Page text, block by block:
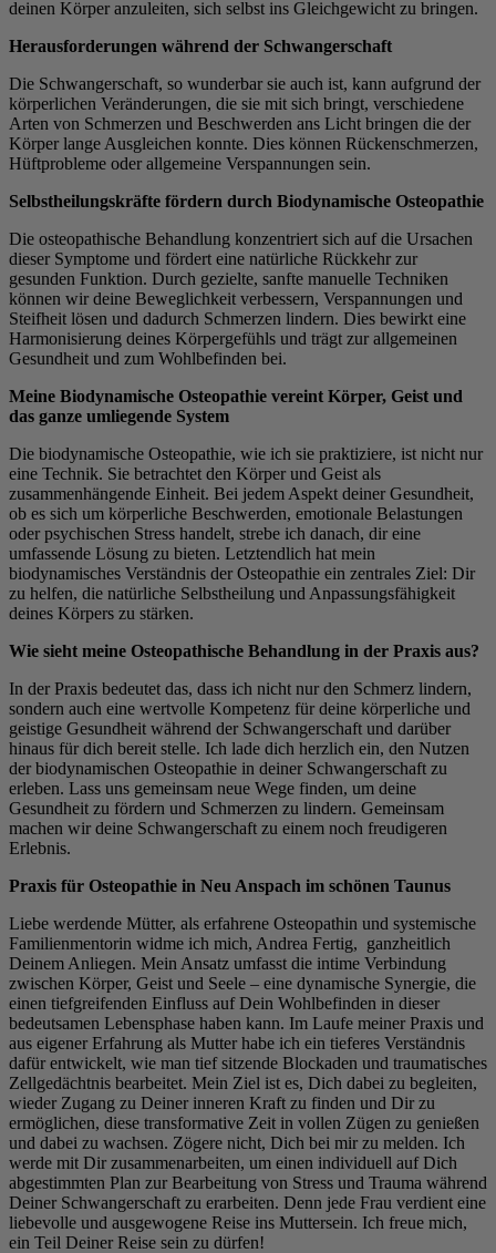
deinen Körper anzuleiten, sich selbst ins Gleichgewicht zu bringen.
Herausforderungen während der Schwangerschaft
Die Schwangerschaft, so wunderbar sie auch ist, kann aufgrund der
körperlichen Veränderungen, die sie mit sich bringt, verschiedene
Arten von Schmerzen und Beschwerden ans Licht bringen die der
Körper lange Ausgleichen konnte. Dies können Rückenschmerzen,
Hüftprobleme oder allgemeine Verspannungen sein.
Selbstheilungskräfte fördern durch Biodynamische Osteopathie
Die osteopathische Behandlung konzentriert sich auf die Ursachen
dieser Symptome und fördert eine natürliche Rückkehr zur
gesunden Funktion. Durch gezielte, sanfte manuelle Techniken
können wir deine Beweglichkeit verbessern, Verspannungen und
Steifheit lösen und dadurch Schmerzen lindern. Dies bewirkt eine
Harmonisierung deines Körpergefühls und trägt zur allgemeinen
Gesundheit und zum Wohlbefinden bei.
Meine Biodynamische Osteopathie vereint Körper, Geist und
das ganze umliegende System
Die biodynamische Osteopathie, wie ich sie praktiziere, ist nicht nur
eine Technik. Sie betrachtet den Körper und Geist als
zusammenhängende Einheit. Bei jedem Aspekt deiner Gesundheit,
ob es sich um körperliche Beschwerden, emotionale Belastungen
oder psychischen Stress handelt, strebe ich danach, dir eine
umfassende Lösung zu bieten. Letztendlich hat mein
biodynamisches Verständnis der Osteopathie ein zentrales Ziel: Dir
zu helfen, die natürliche Selbstheilung und Anpassungsfähigkeit
deines Körpers zu stärken.
Wie sieht meine Osteopathische Behandlung in der Praxis aus?
In der Praxis bedeutet das, dass ich nicht nur den Schmerz lindern,
sondern auch eine wertvolle Kompetenz für deine körperliche und
geistige Gesundheit während der Schwangerschaft und darüber
hinaus für dich bereit stelle. Ich lade dich herzlich ein, den Nutzen
der biodynamischen Osteopathie in deiner Schwangerschaft zu
erleben. Lass uns gemeinsam neue Wege finden, um deine
Gesundheit zu fördern und Schmerzen zu lindern. Gemeinsam
machen wir deine Schwangerschaft zu einem noch freudigeren
Erlebnis.
Praxis für Osteopathie in Neu Anspach im schönen Taunus
Liebe werdende Mütter, als erfahrene Osteopathin und systemische
Familienmentorin widme ich mich, Andrea Fertig, ganzheitlich
Deinem Anliegen. Mein Ansatz umfasst die intime Verbindung
zwischen Körper, Geist und Seele – eine dynamische Synergie, die
einen tiefgreifenden Einfluss auf Dein Wohlbefinden in dieser
bedeutsamen Lebensphase haben kann. Im Laufe meiner Praxis und
aus eigener Erfahrung als Mutter habe ich ein tieferes Verständnis
dafür entwickelt, wie man tief sitzende Blockaden und traumatisches
Zellgedächtnis bearbeitet. Mein Ziel ist es, Dich dabei zu begleiten,
wieder Zugang zu Deiner inneren Kraft zu finden und Dir zu
ermöglichen, diese transformative Zeit in vollen Zügen zu genießen
und dabei zu wachsen. Zögere nicht, Dich bei mir zu melden. Ich
werde mit Dir zusammenarbeiten, um einen individuell auf Dich
abgestimmten Plan zur Bearbeitung von Stress und Trauma während
Deiner Schwangerschaft zu erarbeiten. Denn jede Frau verdient eine
liebevolle und ausgewogene Reise ins Muttersein. Ich freue mich,
ein Teil Deiner Reise sein zu dürfen!